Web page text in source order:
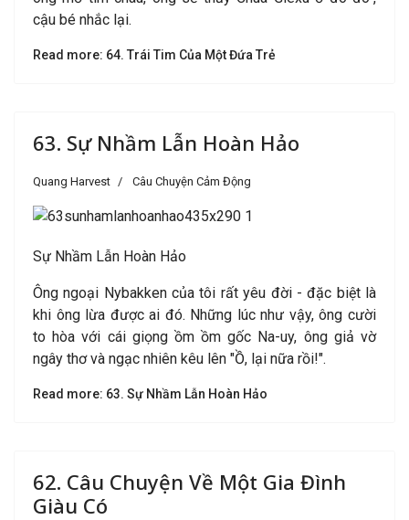
cậu bé nhắc lại.
Read more: 64. Trái Tim Của Một Đứa Trẻ
63. Sự Nhầm Lẫn Hoàn Hảo
Quang Harvest Câu Chuyện Cảm Động
Sự Nhầm Lẫn Hoàn Hảo
Ông ngoại Nybakken của tôi rất yêu đời - đặc biệt là
khi ông lừa được ai đó. Những lúc như vậy, ông cười
to hòa với cái giọng ồm ồm gốc Na-uy, ông giả vờ
ngây thơ và ngạc nhiên kêu lên "Ồ, lại nữa rồi!".
Read more: 63. Sự Nhầm Lẫn Hoàn Hảo
62. Câu Chuyện Về Một Gia Đình
Giàu Có